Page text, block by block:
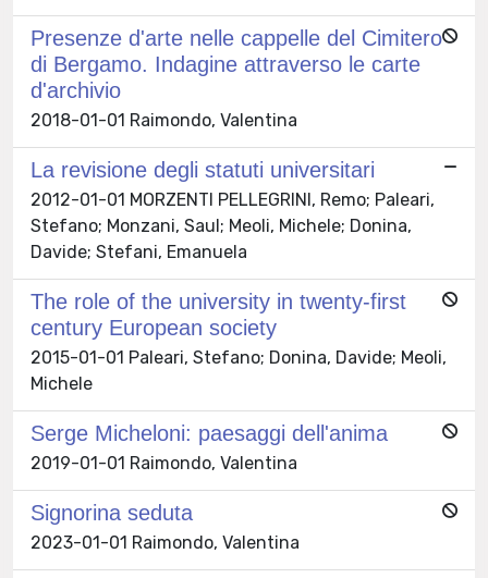
Presenze d'arte nelle cappelle del Cimitero
di Bergamo. Indagine attraverso le carte
d'archivio
2018-01-01 Raimondo, Valentina
La revisione degli statuti universitari
2012-01-01 MORZENTI PELLEGRINI, Remo; Paleari,
Stefano; Monzani, Saul; Meoli, Michele; Donina,
Davide; Stefani, Emanuela
The role of the university in twenty-first
century European society
2015-01-01 Paleari, Stefano; Donina, Davide; Meoli,
Michele
Serge Micheloni: paesaggi dell'anima
2019-01-01 Raimondo, Valentina
Signorina seduta
2023-01-01 Raimondo, Valentina